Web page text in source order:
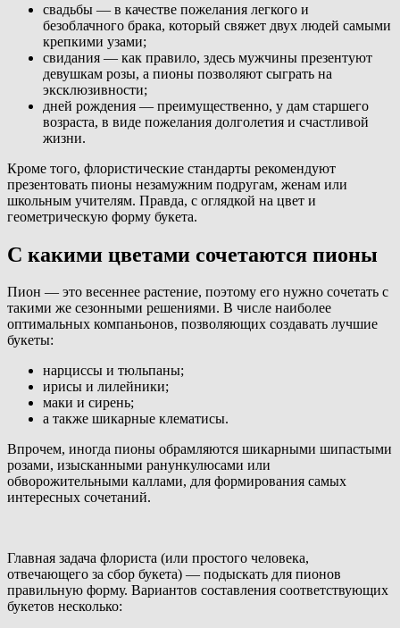
свадьбы — в качестве пожелания легкого и
безоблачного брака, который свяжет двух людей самыми
крепкими узами;
свидания — как правило, здесь мужчины презентуют
девушкам розы, а пионы позволяют сыграть на
эксклюзивности;
дней рождения — преимущественно, у дам старшего
возраста, в виде пожелания долголетия и счастливой
жизни.
Кроме того, флористические стандарты рекомендуют
презентовать пионы незамужним подругам, женам или
школьным учителям. Правда, с оглядкой на цвет и
геометрическую форму букета.
С какими цветами сочетаются пионы
Пион — это весеннее растение, поэтому его нужно сочетать с
такими же сезонными решениями. В числе наиболее
оптимальных компаньонов, позволяющих создавать лучшие
букеты:
нарциссы и тюльпаны;
ирисы и лилейники;
маки и сирень;
а также шикарные клематисы.
Впрочем, иногда пионы обрамляются шикарными шипастыми
розами, изысканными ранункулюсами или
обворожительными каллами, для формирования самых
интересных сочетаний.
Главная задача флориста (или простого человека,
отвечающего за сбор букета) — подыскать для пионов
правильную форму. Вариантов составления соответствующих
букетов несколько: